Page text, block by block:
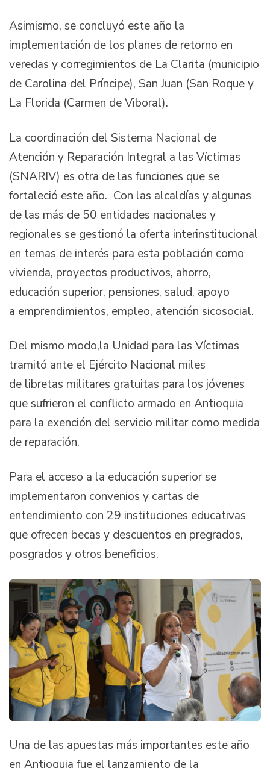
Asimismo, se concluyó este año la
implementación de los planes de retorno en
veredas y corregimientos de La Clarita (municipio
de Carolina del Príncipe), San Juan (San Roque y
La Florida (Carmen de Viboral).
La coordinación del Sistema Nacional de
Atención y Reparación Integral a las Víctimas
(SNARIV) es otra de las funciones que se
fortaleció este año. Con las alcaldías y algunas
de las más de 50 entidades nacionales y
regionales se gestionó la oferta interinstitucional
en temas de interés para esta población como
vivienda, proyectos productivos, ahorro,
educación superior, pensiones, salud, apoyo
a emprendimientos, empleo, atención sicosocial.
Del mismo modo,la Unidad para las Víctimas
tramitó ante el Ejército Nacional miles
de libretas militares gratuitas para los jóvenes
que sufrieron el conflicto armado en Antioquia
para la exención del servicio militar como medida
de reparación.
Para el acceso a la educación superior se
implementaron convenios y cartas de
entendimiento con 29 instituciones educativas
que ofrecen becas y descuentos en pregrados,
posgrados y otros beneficios.
Una de las apuestas más importantes este año
en Antioquia fue el lanzamiento de la